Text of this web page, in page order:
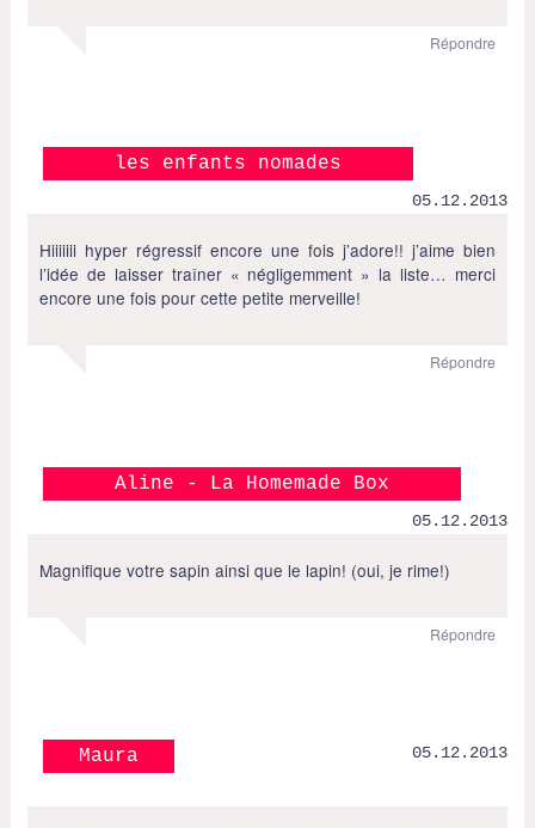
Répondre
les enfants nomades
05.12.2013
Hiiiiiii hyper régressif encore une fois j’adore!! j’aime bien
l’idée de laisser traîner « négligemment » la liste… merci
encore une fois pour cette petite merveille!
Répondre
Aline - La Homemade Box
05.12.2013
Magnifique votre sapin ainsi que le lapin! (oui, je rime!)
Répondre
Maura 05.12.2013